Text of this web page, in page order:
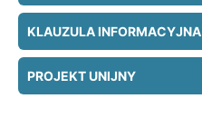
KLAUZULA INFORMACYJNA
PROJEKT UNIJNY